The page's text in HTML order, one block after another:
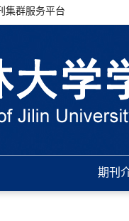
集群服务平台
期刊